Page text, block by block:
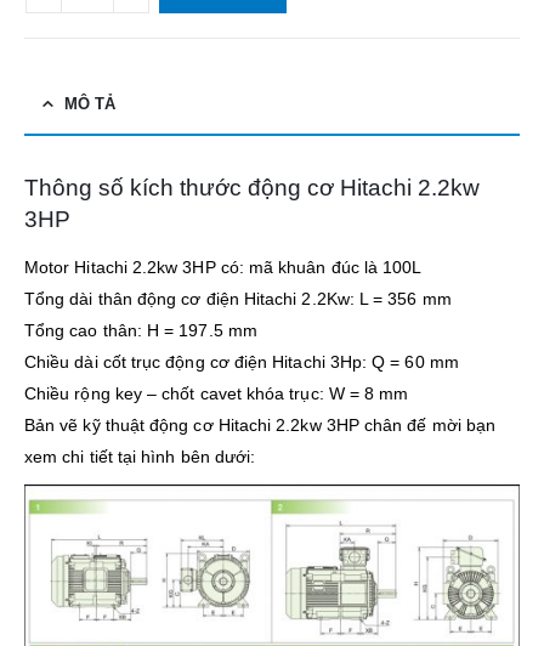
MÔ TẢ
Thông số kích thước động cơ Hitachi 2.2kw
3HP
Motor Hitachi 2.2kw 3HP có: mã khuân đúc là 100L
Tổng dài thân động cơ điện Hitachi 2.2Kw: L = 356 mm
Tổng cao thân: H = 197.5 mm
Chiều dài cốt trục động cơ điện Hitachi 3Hp: Q = 60 mm
Chiều rộng key – chốt cavet khóa trục: W = 8 mm
Bản vẽ kỹ thuật động cơ Hitachi 2.2kw 3HP chân đế mời bạn
xem chi tiết tại hình bên dưới: